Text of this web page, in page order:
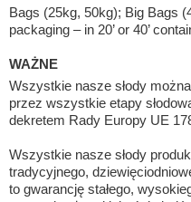
Bags (25kg, 50kg); Big Bags
packaging – in 20’ or 40’
WAŻNE
Wszystkie nasze słody
przez wszystkie etapy
dekretem Rady Europy UE
Wszystkie nasze słody
tradycyjnego,
to gwarancję stałego,